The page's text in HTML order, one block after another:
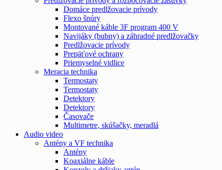
Domáce predlžovacie prívody
Flexo šnúry
Montované káble 3F program 400 V
Navijáky (bubny) a záhradné predlžovačky
Predlžovacie prívody
Prepäťové ochrany
Priemyselné vidlice
Meracia technika
Termostaty
Termostaty
Detektory
Detektory
Časovače
Multimetre, skúšačky, meradlá
Audio video
Antény a VF technika
Antény
Koaxiálne káble